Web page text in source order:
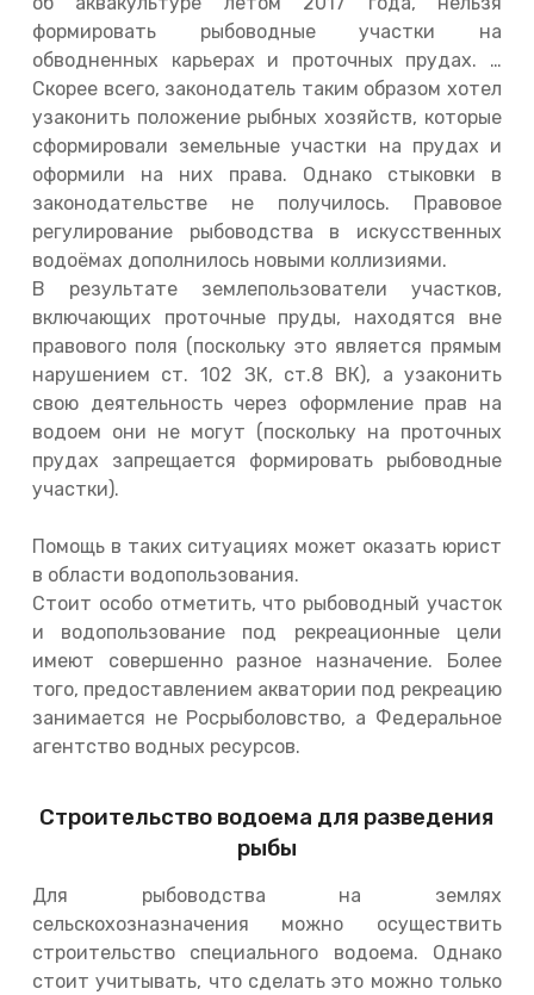
формировать рыбоводные участки на
обводненных карьерах и проточных прудах. …
Скорее всего, законодатель таким образом хотел
узаконить положение рыбных хозяйств, которые
сформировали земельные участки на прудах и
оформили на них права. Однако стыковки в
законодательстве не получилось. Правовое
регулирование рыбоводства в искусственных
водоёмах дополнилось новыми коллизиями.
В результате землепользователи участков,
включающих проточные пруды, находятся вне
правового поля (поскольку это является прямым
нарушением ст. 102 ЗК, ст.8 ВК), а узаконить
свою деятельность через оформление прав на
водоем они не могут (поскольку на проточных
прудах запрещается формировать рыбоводные
участки).
Помощь в таких ситуациях может оказать юрист
в области водопользования.
Стоит особо отметить, что рыбоводный участок
и водопользование под рекреационные цели
имеют совершенно разное назначение. Более
того, предоставлением акватории под рекреацию
занимается не Росрыболовство, а Федеральное
агентство водных ресурсов.
Строительство водоема для разведения
рыбы
Для рыбоводства на землях
сельскохозназначения можно осуществить
строительство специального водоема. Однако
стоит учитывать, что сделать это можно только